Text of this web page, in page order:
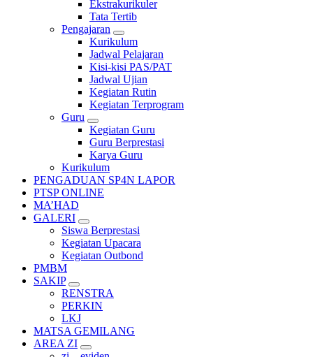
Ekstrakurikuler
Tata Tertib
Pengajaran
Kurikulum
Jadwal Pelajaran
Kisi-kisi PAS/PAT
Jadwal Ujian
Kegiatan Rutin
Kegiatan Terprogram
Guru
Kegiatan Guru
Guru Berprestasi
Karya Guru
Kurikulum
PENGADUAN SP4N LAPOR
PTSP ONLINE
MA’HAD
GALERI
Siswa Berprestasi
Kegiatan Upacara
Kegiatan Outbond
PMBM
SAKIP
RENSTRA
PERKIN
LKJ
MATSA GEMILANG
AREA ZI